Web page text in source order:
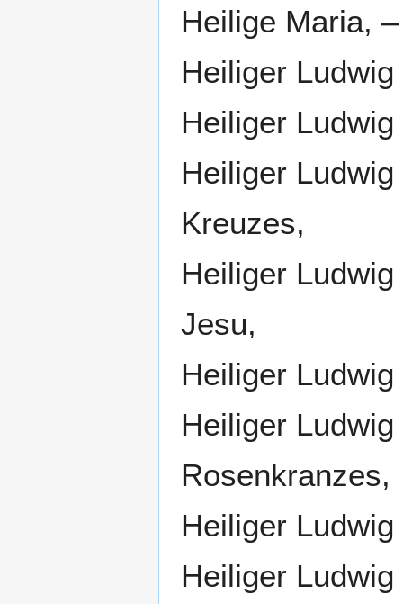
Heilige Maria,
Heiliger
Heiliger
Heiliger
Kreuzes,
Heiliger
Jesu,
Heiliger
Heiliger
Rosenkranzes,
Heiliger
Heiliger